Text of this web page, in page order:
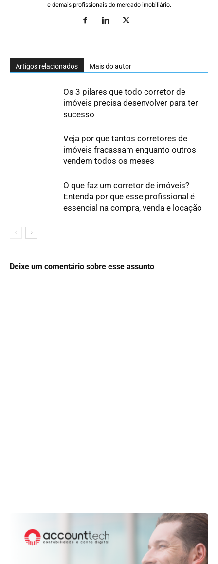
e demais profissionais do mercado imobiliário.
Artigos relacionados Mais do autor
Os 3 pilares que todo corretor de
imóveis precisa desenvolver para ter
sucesso
Veja por que tantos corretores de
imóveis fracassam enquanto outros
vendem todos os meses
O que faz um corretor de imóveis?
Entenda por que esse profissional é
essencial na compra, venda e locação
Deixe um comentário sobre esse assunto